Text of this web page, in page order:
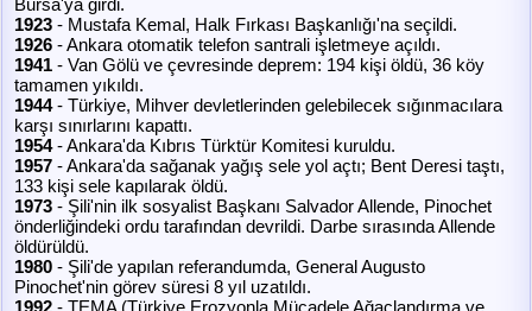
Licence
Bursa'ya girdi.
1923 - Mustafa Kemal, Halk Fırkası Başkanlığı'na seçildi.
1926 - Ankara otomatik telefon santrali işletmeye açıldı.
1941 - Van Gölü ve çevresinde deprem: 194 kişi öldü, 36 köy
tamamen yıkıldı.
1944- Türkiye, Mihver devletlerinden gelebilecek sığınmacılara
karşı sınırlarını kapattı.
1954- Ankara'da Kıbrıs Türktür Komitesi kuruldu.
1957 - Ankara'da sağanak yağış sele yol açtı; Bent Deresi taştı,
133 kişi sele kapılarak öldü.
1973 - Şili'nin ilk sosyalist Başkanı Salvador Allende, Pinochet
önderliğindeki ordu tarafından devrildi. Darbe sırasında Allende
öldürüldü.
1980 - Şili'de yapılan referandumda, General Augusto
Pinochet'nin görev süresi 8 yıl uzatıldı.
1992 - TEMA (Türkiye Erozyonla Mücadele Ağaçlandırma ve